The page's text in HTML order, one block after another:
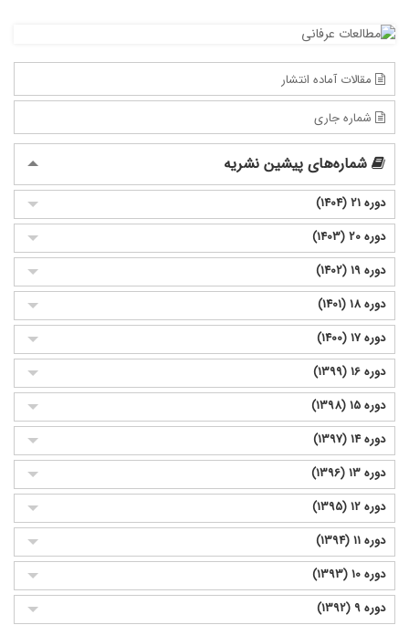
مقالات آماده انتشار
شماره جاری
شماره‌های پیشین نشریه
دوره 21 (1404)
دوره 20 (1403)
دوره 19 (1402)
دوره 18 (1401)
دوره 17 (1400)
دوره 16 (1399)
دوره 15 (1398)
دوره 14 (1397)
دوره 13 (1396)
دوره 12 (1395)
دوره 11 (1394)
دوره 10 (1393)
دوره 9 (1392)